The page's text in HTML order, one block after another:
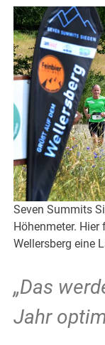
Seven Summits
Höhenmeter.
Wellersberg eine
„Das
Jahr